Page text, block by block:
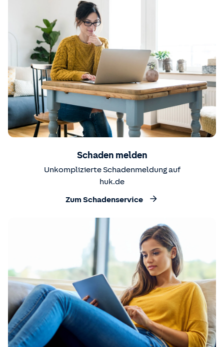
Schaden melden
Unkomplizierte Schadenmeldung auf
huk.de
Zum Schadenservice